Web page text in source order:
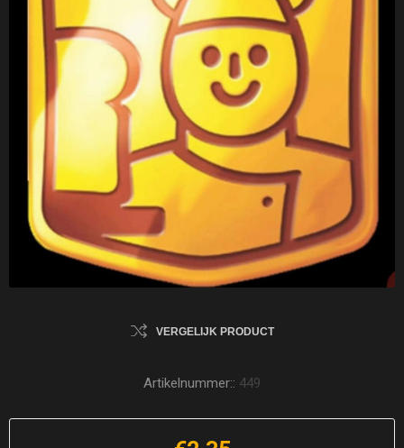
VERGELIJK PRODUCT
Artikelnummer:: 449